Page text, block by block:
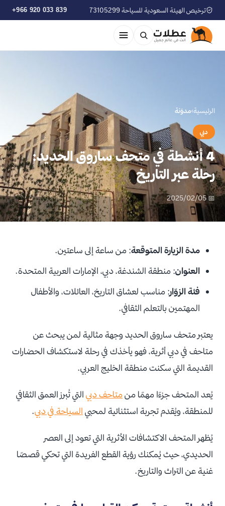
ترخيص الهيئة السعودية للسياحة 73105299 +966 920 033 839
الرئيسية›مدوّنة
دبي
4 أنشطة في متحف ساروق الحديد:
رحلة عبر التاريخ
📅 2025/02/05
مدة الزيارة المتوقعة: من ساعة إلى ساعتين.
العنوان: منطقة الشندغة، دبي، الإمارات العربية المتحدة.
فئة الزوّار: مناسب لعشاق التاريخ، العائلات، والأطفال
المهتمين بالتعلم الثقافي.
يعتبر متحف ساروق الحديد وجهة مثالية لمن يبحث عن
متاحف في دبي أثرية، فهو يأخذك في رحلة لاستكشاف الحضارات
القديمة التي سكنت منطقة الخليج العربي.
يُعد المتحف جزءًا مهمًا منمتاحف دبي التي تُبرز العمق الثقافي
للمنطقة، ويُقدم تجربة استثنائية لمحبي السياحة في دبي.
يُظهر المتحف الاكتشافات الأثرية التي تعود إلى العصر
الحديدي، حيث يُمكنك رؤية القطع الفريدة التي تحكي قصصًا
غنية عن التراث والتاريخ.